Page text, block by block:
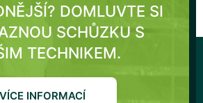
DOMLUVTE SI
SCHŮZKU S
TECHNIKEM.
VÍCE INFORMACÍ